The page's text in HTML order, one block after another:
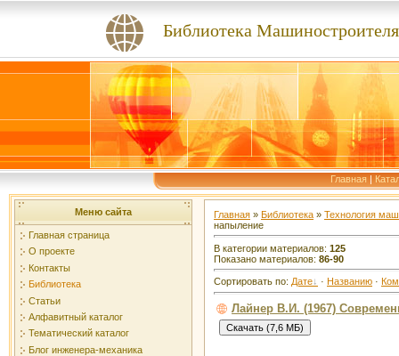
Библиотека Машиностроителя
Главная |
Меню сайта
Главная страница
О проекте
Контакты
Библиотека
Статьи
Алфавитный каталог
Тематический каталог
Блог инженера-механика
Главная » Библиотека » Технология
напыление
В категории материалов: 125
Показано материалов: 86-90
Сортировать по: Дате · Названию ·
Лайнер В.И. (1967)